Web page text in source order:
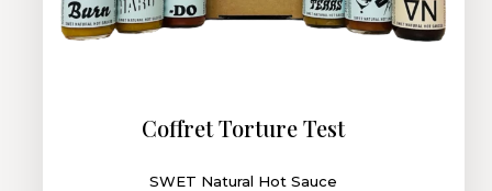
Coffret Torture Test
SWET Natural Hot Sauce